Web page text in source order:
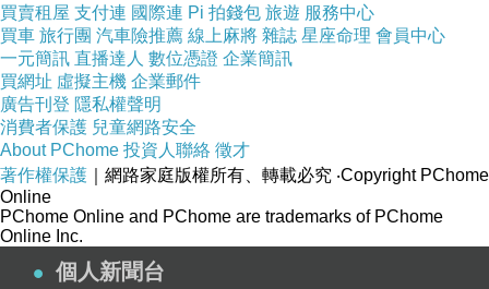
買賣租屋 支付連 國際連 Pi 拍錢包 旅遊 服務中心
買車 旅行團 汽車險推薦 線上麻將 雜誌 星座命理 會員中心
一元簡訊 直播達人 數位憑證 企業簡訊
買網址 虛擬主機 企業郵件
廣告刊登 隱私權聲明
消費者保護 兒童網路安全
About PChome 投資人聯絡 徵才
著作權保護 ｜網路家庭版權所有、轉載必究 ‧Copyright PChome
Online
PChome Online and PChome are trademarks of PChome
Online Inc.
個人新聞台